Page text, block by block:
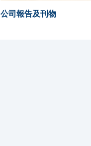
公司報告及刊物